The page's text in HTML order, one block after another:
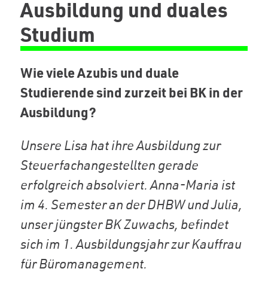
Ausbildung und duales
Studium
Wie viele Azubis und duale
Studierende sind zurzeit bei BK in der
Ausbildung?
Unsere Lisa hat ihre Ausbildung zur
Steuerfachangestellten gerade
erfolgreich absolviert. Anna-Maria ist
im 4. Semester an der DHBW und Julia,
unser jüngster BK Zuwachs, befindet
sich im 1. Ausbildungsjahr zur Kauffrau
für Büromanagement.